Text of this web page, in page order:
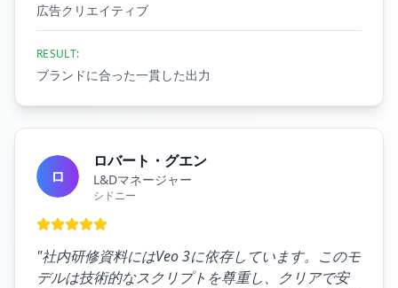
広告クリエイティブ
RESULT:
ブランドに合った一貫した出力
ロ
ロバート・グエン
L&Dマネージャー
シドニー
"社内研修資料にはVeo 3に依存しています。このモ
デルは技術的なスクリプトを尊重し、クリアで安